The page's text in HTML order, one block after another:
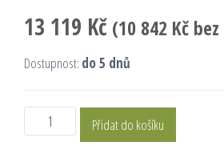
13 119 Kč (10 842 Kč bez
Dostupnost: do 5 dnů
Přidat do košíku